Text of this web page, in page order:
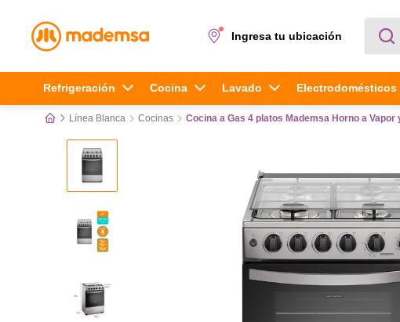
Ingresa tu ubicación
Términos más buscados
1. cocina 4 platos
lavadora
refrigerador
secadora
Refrigeración Cocina Lavado Electrodomésticos
Línea Blanca Cocinas Cocina a Gas 4 platos Mademsa Horno a Vapor